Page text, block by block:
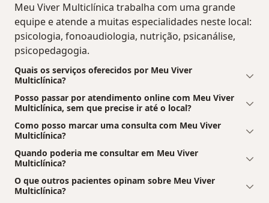
Meu Viver Multiclínica trabalha com uma grande
equipe e atende a muitas especialidades neste local:
psicologia, fonoaudiologia, nutrição, psicanálise,
psicopedagogia.
Quais os serviços oferecidos por Meu Viver
Multiclínica?
Posso passar por atendimento online com Meu Viver
Multiclínica, sem que precise ir até o local?
Como posso marcar uma consulta com Meu Viver
Multiclínica?
Quando poderia me consultar em Meu Viver
Multiclínica?
O que outros pacientes opinam sobre Meu Viver
Multiclínica?